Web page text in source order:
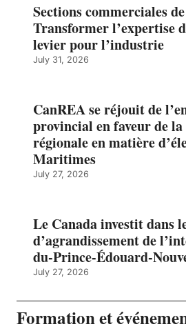
Sections commerciales
Transformer l’expertise
levier pour l’industrie
July 31, 2026
CanREA se réjouit de
provincial en faveur de
régionale en matière
Maritimes
July 27, 2026
Le Canada investit dans
d’agrandissement de
du-Prince-Édouard-
July 27, 2026
Formation et